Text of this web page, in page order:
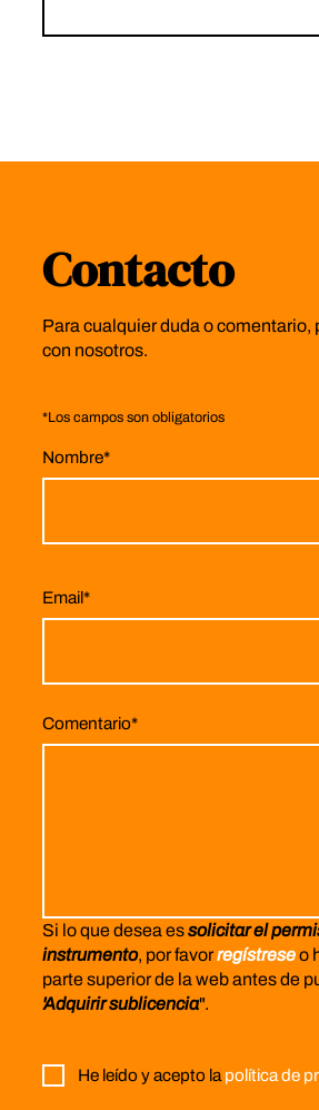
Contacto
Para cualquier duda o comentario,
con nosotros.
*Los campos son obligatorios
Nombre*
Email*
Comentario*
Si lo que desea essolicitar el
instrumento, por favorregístreseo
parte superior de la web antes de
'Adquirir sublicencia".
He leído y acepto lapolítica de